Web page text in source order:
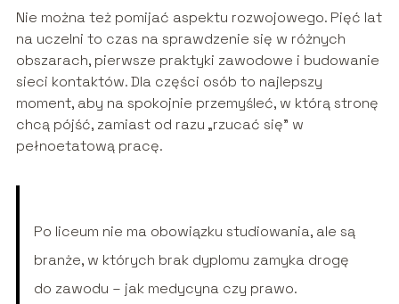
Nie można też pomijać aspektu rozwojowego. Pięć lat
na uczelni to czas na sprawdzenie się w różnych
obszarach, pierwsze praktyki zawodowe i budowanie
sieci kontaktów. Dla części osób to najlepszy
moment, aby na spokojnie przemyśleć, w którą stronę
chcą pójść, zamiast od razu „rzucać się” w
pełnoetatową pracę.
Po liceum nie ma obowiązku studiowania, ale są
branże, w których brak dyplomu zamyka drogę
do zawodu – jak medycyna czy prawo.